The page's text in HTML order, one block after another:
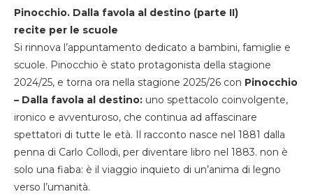
Pinocchio. Dalla favola al destino (parte II)
recite per le scuole
Si rinnova l’appuntamento dedicato a bambini, famiglie e
scuole. Pinocchio è stato protagonista della stagione
2024/25, e torna ora nella stagione 2025/26 con Pinocchio
– Dalla favola al destino: uno spettacolo coinvolgente,
ironico e avventuroso, che continua ad affascinare
spettatori di tutte le età. Il racconto nasce nel 1881 dalla
penna di Carlo Collodi, per diventare libro nel 1883. non è
solo una fiaba: è il viaggio inquieto di un’anima di legno
verso l’umanità.